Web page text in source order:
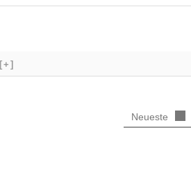
[+]
Neueste